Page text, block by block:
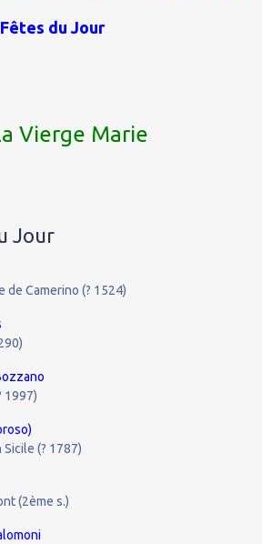
du Jour
Vierge Marie
Jour
Camerino (? 1524)
1997)
(? 1787)
(2ème s.)